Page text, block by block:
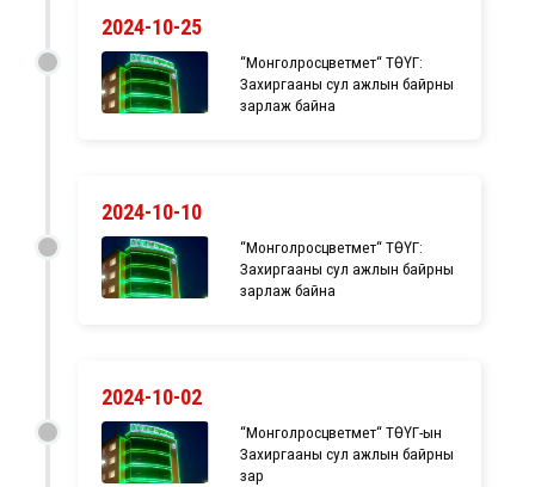
2024-10-25
“Монголросцветмет“ ТӨҮГ:
Захиргааны сул ажлын байрны
зарлаж байна
2024-10-10
“Монголросцветмет“ ТӨҮГ:
Захиргааны сул ажлын байрны
зарлаж байна
2024-10-02
“Монголросцветмет“ ТӨҮГ-ын
Захиргааны сул ажлын байрны
зар